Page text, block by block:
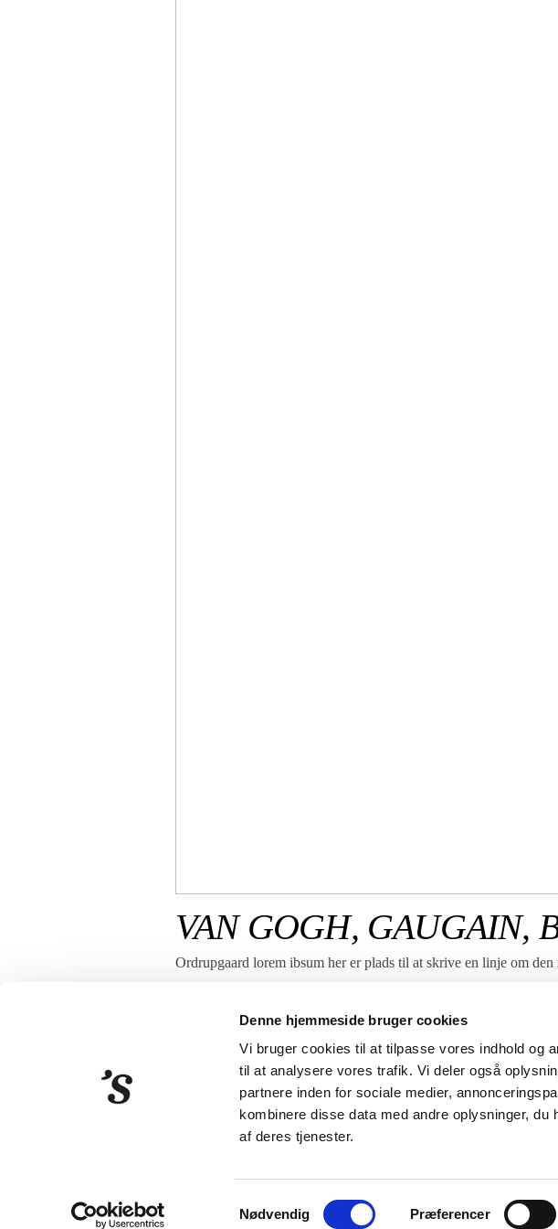
Denne hjemmeside bruger cookies
Vi bruger cookies til at tilpasse vores indhold og
til at analysere vores trafik. Vi deler også
partnere inden for sociale medier,
kombinere disse data med andre oplysninger,
af deres tjenester.
Samtykkevalg
Nødvendig Præferencer
VAN GOGH, GAUGAIN,
Ordrupgaard lorem ibsum her er plads til at skrive en linje om
Strandberg Publishing Klareboderne 3 DK-1115